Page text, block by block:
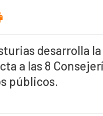
desarrolla
a las 8
públicos.